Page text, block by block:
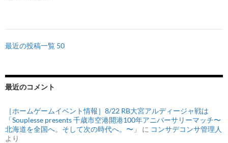
最近の投稿一覧 50
最近のコメント
［ホームゲームイベント情報］8/22 RB大宮アルディージャ戦は
「Souplesse presents 千歳市空港開港100年アニバーサリーマッチ〜
北海道を全国へ。そして次の時代へ。〜」
に コンサデコンサ管理人
より